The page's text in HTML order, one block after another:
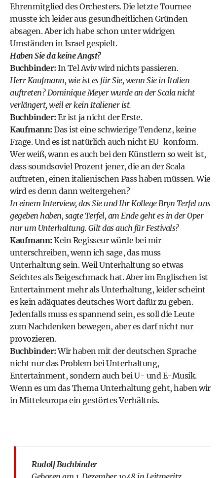
Ehrenmitglied des Orchesters. Die letzte Tournee
musste ich leider aus gesundheitlichen Gründen
absagen. Aber ich habe schon unter widrigen
Umständen in Israel gespielt.
Haben Sie da keine Angst?
Buchbinder: In Tel Aviv wird nichts passieren.
Herr Kaufmann, wie ist es für Sie, wenn Sie in Italien
auftreten? Dominique Meyer wurde an der Scala nicht
verlängert, weil er kein Italiener ist.
Buchbinder: Er ist ja nicht der Erste.
Kaufmann: Das ist eine schwierige Tendenz, keine
Frage. Und es ist natürlich auch nicht EU-konform.
Wer weiß, wann es auch bei den Künstlern so weit ist,
dass soundsoviel Prozent jener, die an der Scala
auftreten, einen italienischen Pass haben müssen. Wie
wird es denn dann weitergehen?
In einem Interview, das Sie und Ihr KollegeBryn Terfeluns
gegeben haben, sagte Terfel, am Ende geht es in der Oper
nur um Unterhaltung. Gilt das auch für Festivals?
Kaufmann: Kein Regisseur würde bei mir
unterschreiben, wenn ich sage, das muss
Unterhaltung sein. Weil Unterhaltung so etwas
Seichtes als Beigeschmack hat. Aber im Englischen ist
Entertainment mehr als Unterhaltung, leider scheint
es kein adäquates deutsches Wort dafür zu geben.
Jedenfalls muss es spannend sein, es soll die Leute
zum Nachdenken bewegen, aber es darf nicht nur
provozieren.
Buchbinder:Wir haben mit der deutschen Sprache
nicht nur das Problem bei Unterhaltung,
Entertainment, sondern auch bei U- und E-Musik.
Wenn es um das Thema Unterhaltung geht, haben wir
in Mitteleuropa ein gestörtes Verhältnis.
Rudolf Buchbinder